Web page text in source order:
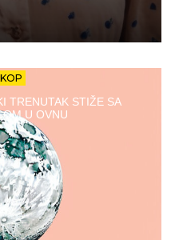
TRENUTAK STIŽE SA
U OVNU